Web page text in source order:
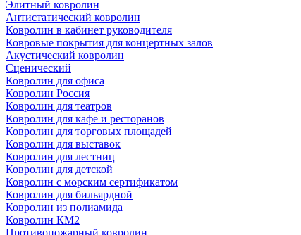
Элитный ковролин
Антистатический ковролин
Ковролин в кабинет руководителя
Ковровые покрытия для концертных залов
Акустический ковролин
Сценический
Ковролин для офиса
Ковролин Россия
Ковролин для театров
Ковролин для кафе и ресторанов
Ковролин для торговых площадей
Ковролин для выставок
Ковролин для лестниц
Ковролин для детской
Ковролин с морским сертификатом
Ковролин для бильярдной
Ковролин из полиамида
Ковролин КМ2
Противопожарный ковролин